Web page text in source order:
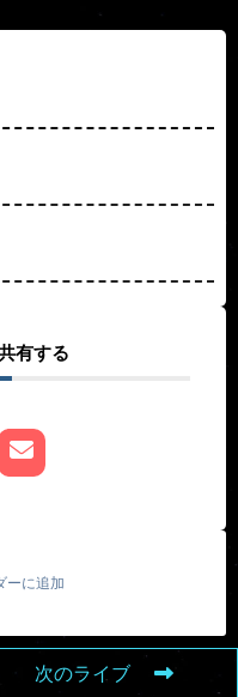
有する
ーに追加
次のライブ